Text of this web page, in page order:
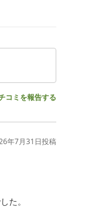
コミを報告する
年7月31日投稿
た。